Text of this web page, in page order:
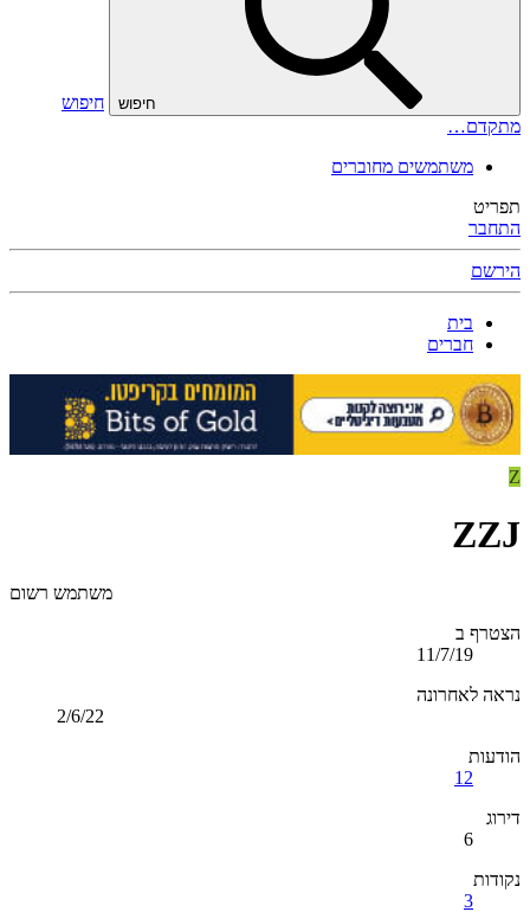
חיפוש
חיפוש
מתקדם…
משתמשים מחוברים
תפריט
התחבר
הירשם
בית
חברים
Z
ZZJ
משתמש רשום
הצטרף ב
11/7/19
נראה לאחרונה
2/6/22
הודעות
12
דירוג
6
נקודות
3